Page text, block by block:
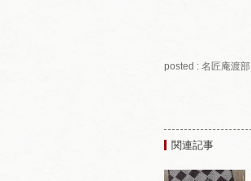
posted : 名匠庵渡部
関連記事